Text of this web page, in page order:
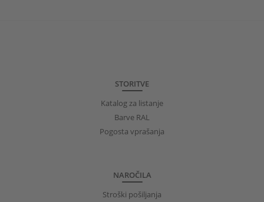
STORITVE
Katalog za listanje
Barve RAL
Pogosta vprašanja
NAROČILA
Stroški pošiljanja